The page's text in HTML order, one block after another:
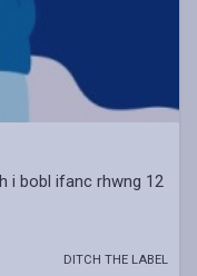
i bobl ifanc rhwng 12
DITCH THE LABEL